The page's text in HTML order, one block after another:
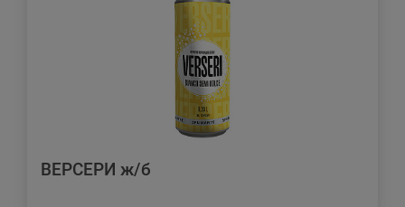
ВЕРСЕРИ ж/б